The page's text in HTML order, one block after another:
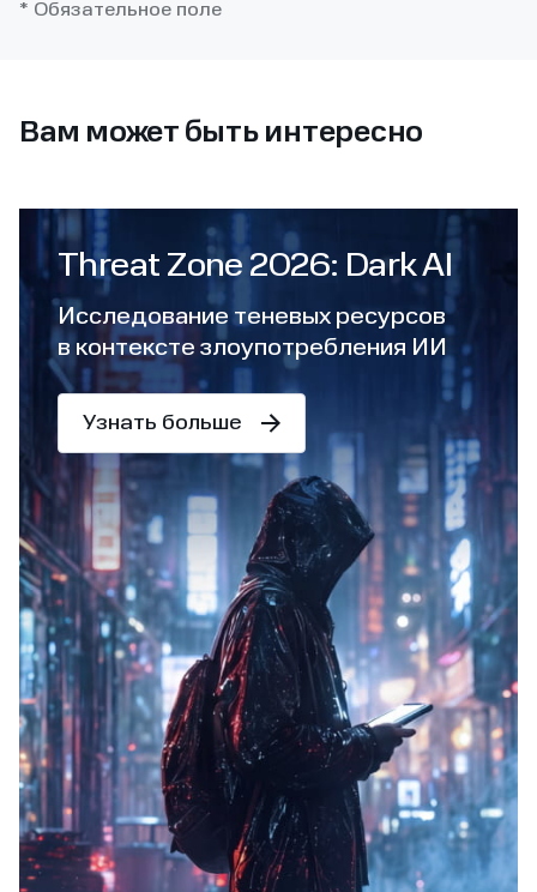
* Обязательное поле
Вам может быть интересно
Threat Zone 2026: Dark AI
Исследование теневых ресурсов
в контексте злоупотребления ИИ
Узнать больше